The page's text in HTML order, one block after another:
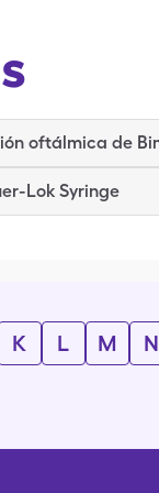
Lok Syringe
K L M N